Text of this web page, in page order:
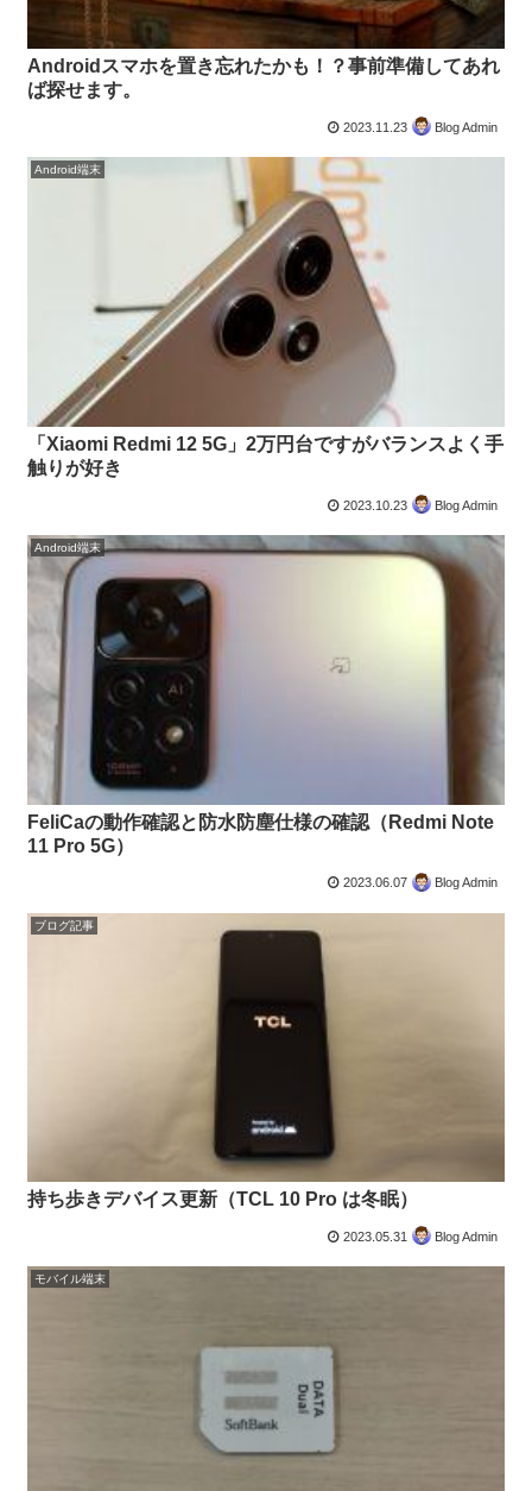
Androidスマホを置き忘れたかも！？事前準備してあれ
ば探せます。
2023.11.23 Blog Admin
Android端末
「Xiaomi Redmi 12 5G」2万円台ですがバランスよく手
触りが好き
2023.10.23 Blog Admin
Android端末
FeliCaの動作確認と防水防塵仕様の確認（Redmi Note
11 Pro 5G）
2023.06.07 Blog Admin
ブログ記事
持ち歩きデバイス更新（TCL 10 Pro は冬眠）
2023.05.31 Blog Admin
モバイル端末